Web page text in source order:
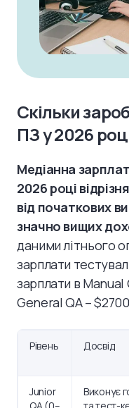
Скільки
ПЗ у 2026
Медіанна
2026 році
від початкових
значно вищих
даними літнього
зарплати
зарплати в Manual
General QA –
Рівень Досвід
Junior
QA (0–
Виконує
та тест-